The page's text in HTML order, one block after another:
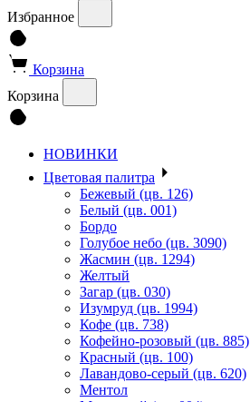
Избранное
Корзина
Корзина
НОВИНКИ
Цветовая палитра
Бежевый (цв. 126)
Белый (цв. 001)
Бордо
Голубое небо (цв. 3090)
Жасмин (цв. 1294)
Желтый
Загар (цв. 030)
Изумруд (цв. 1994)
Кофе (цв. 738)
Кофейно-розовый (цв. 885)
Красный (цв. 100)
Лавандово-серый (цв. 620)
Ментол